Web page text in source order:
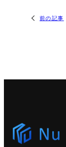
前の記事